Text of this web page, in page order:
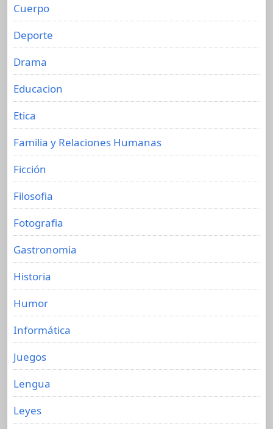
Cuerpo
Deporte
Drama
Educacion
Etica
Familia y Relaciones Humanas
Ficción
Filosofia
Fotografia
Gastronomia
Historia
Humor
Informática
Juegos
Lengua
Leyes